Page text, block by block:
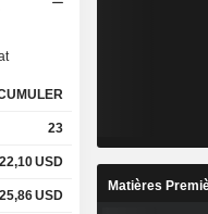
23
22,10USD
25,86USD
Matières